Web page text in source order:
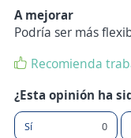
A mejorar
Podría ser más
Recomienda
¿Esta opinión ha
Sí 0